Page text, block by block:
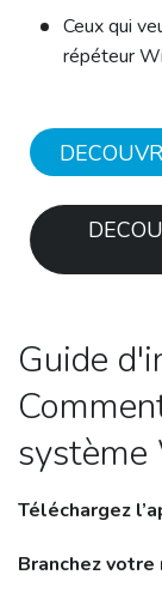
Ceux qui
répéteur
Guide
Téléchargez
Branchez